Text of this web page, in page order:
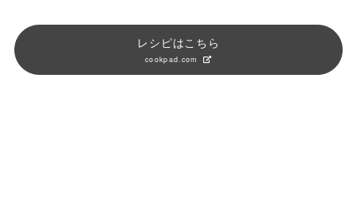
レシピはこちら
cookpad.com